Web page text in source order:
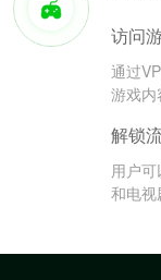
访问
通过
游戏内
解锁
用户
和电视